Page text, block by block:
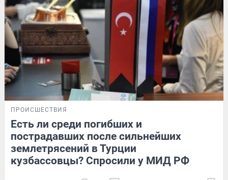
ПРОИСШЕСТВИЯ
Есть ли среди погибших и
пострадавших после сильнейших
землетрясений в Турции
кузбассовцы? Спросили у МИД РФ